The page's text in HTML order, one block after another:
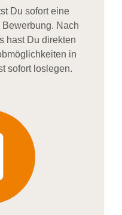
Du sofort eine
Nach
hast Du direkten
in
sofort loslegen.